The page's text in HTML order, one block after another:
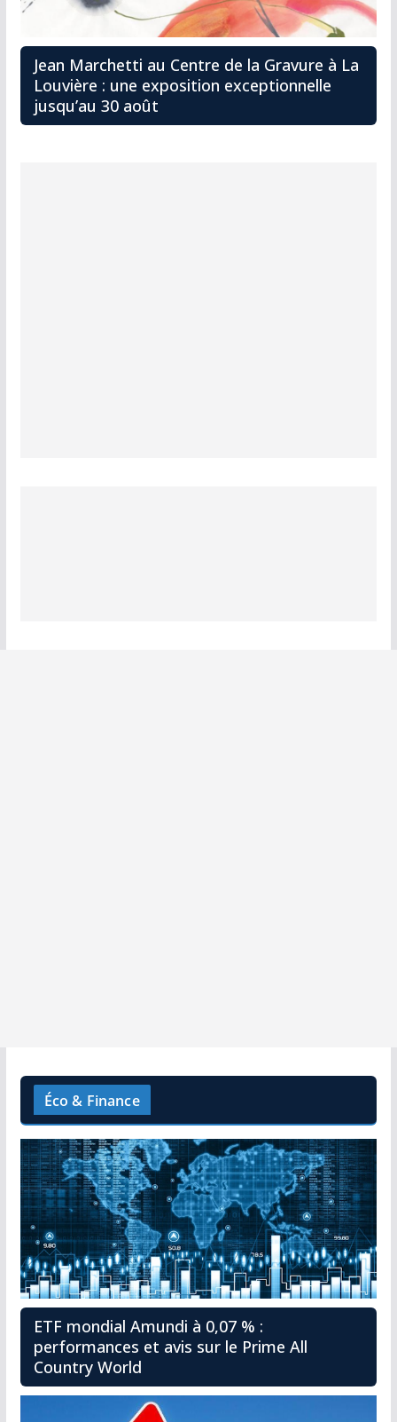
Jean Marchetti au Centre de la Gravure à La
Louvière : une exposition exceptionnelle
jusqu’au 30 août
Éco & Finance
ETF mondial Amundi à 0,07 % :
performances et avis sur le Prime All
Country World